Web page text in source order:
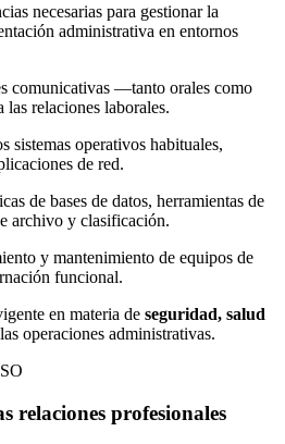
necesarias para gestionar la
administrativa en entornos
comunicativas —tanto orales como
relaciones laborales.
sistemas operativos habituales,
de red.
de bases de datos, herramientas de
archivo y clasificación.
y mantenimiento de equipos de
funcional.
en materia de seguridad, salud
operaciones administrativas.
relaciones profesionales